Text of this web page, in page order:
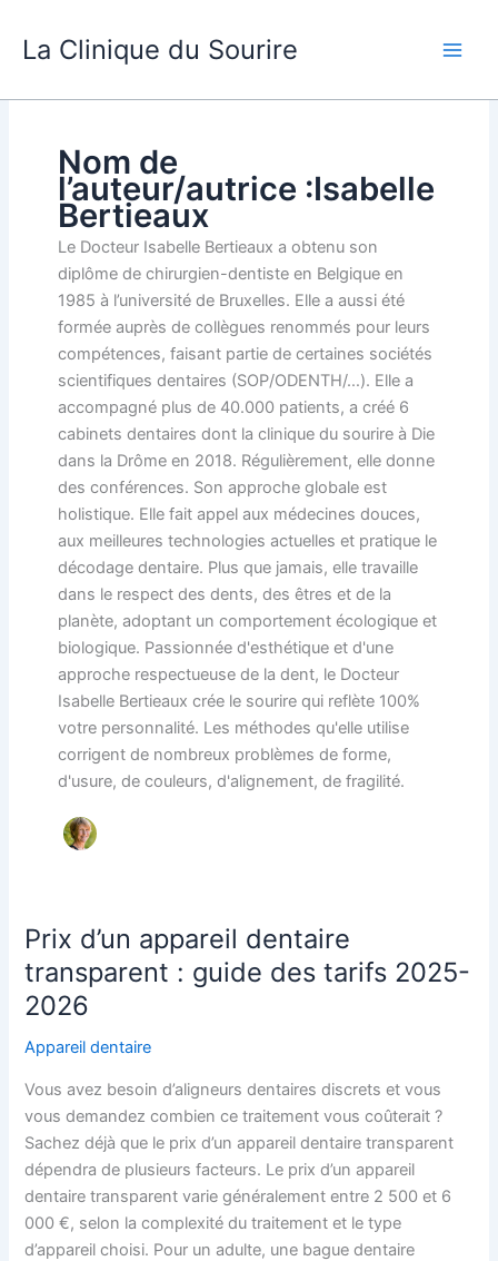
contenu
La Clinique du Sourire
Nom de
l’auteur/autrice :Isabelle
Bertieaux
Le Docteur Isabelle Bertieaux a obtenu son
diplôme de chirurgien-dentiste en Belgique en
1985 à l’université de Bruxelles. Elle a aussi été
formée auprès de collègues renommés pour leurs
compétences, faisant partie de certaines sociétés
scientifiques dentaires (SOP/ODENTH/…). Elle a
accompagné plus de 40.000 patients, a créé 6
cabinets dentaires dont la clinique du sourire à Die
dans la Drôme en 2018. Régulièrement, elle donne
des conférences. Son approche globale est
holistique. Elle fait appel aux médecines douces,
aux meilleures technologies actuelles et pratique le
décodage dentaire. Plus que jamais, elle travaille
dans le respect des dents, des êtres et de la
planète, adoptant un comportement écologique et
biologique. Passionnée d'esthétique et d'une
approche respectueuse de la dent, le Docteur
Isabelle Bertieaux crée le sourire qui reflète 100%
votre personnalité. Les méthodes qu'elle utilise
corrigent de nombreux problèmes de forme,
d'usure, de couleurs, d'alignement, de fragilité.
Prix d’un appareil dentaire
transparent : guide des tarifs 2025-
2026
Appareil dentaire
Vous avez besoin d’aligneurs dentaires discrets et vous
vous demandez combien ce traitement vous coûterait ?
Sachez déjà que le prix d’un appareil dentaire transparent
dépendra de plusieurs facteurs. Le prix d’un appareil
dentaire transparent varie généralement entre 2 500 et 6
000 €, selon la complexité du traitement et le type
d’appareil choisi. Pour un adulte, une bague dentaire
Prix
d’un
appareil
dentaire
transparent
guide
des
tarifs
2025-
2026